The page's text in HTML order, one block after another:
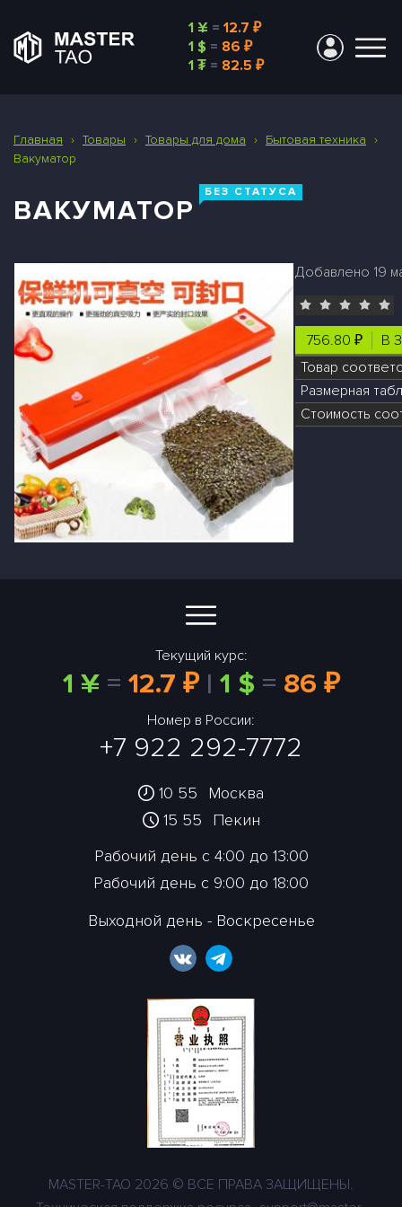
1 ¥ = 12.7 ₽
1 $ = 86 ₽
1 ₮= 82.5 ₽
Главная › Товары › Товары для дома › Бытовая техника ›
Вакуматор
ВАКУМАТОР
БЕЗ СТАТУСА
Добавлено 19
756.80 ₽
В
Товар
Размерная
Стоимость
Текущий курс:
1 ¥= 12.7 ₽| 1 $ = 86 ₽
Номер в России:
+7 922 292-7772
10 55
Москва
15 55
Пекин
Рабочий день с 4:00 до 13:00
Рабочий день с 9:00 до 18:00
Выходной день - Воскресенье
MASTER-TAO 2026 © ВСЕ ПРАВА ЗАЩИЩЕНЫ.